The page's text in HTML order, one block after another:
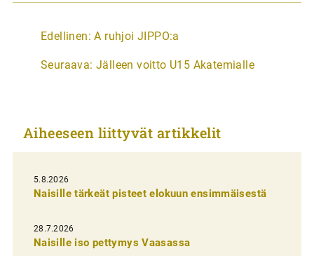
A
t
k
e
l
i
e
n
Edellinen: A ruhjoi JIPPO:a
Seuraava: Jälleen voitto U15 Akatemialle
Aiheeseen liittyvät artikkelit
5.8.2026
Naisille tärkeät pisteet elokuun ensimmäisestä
28.7.2026
Naisille iso pettymys Vaasassa